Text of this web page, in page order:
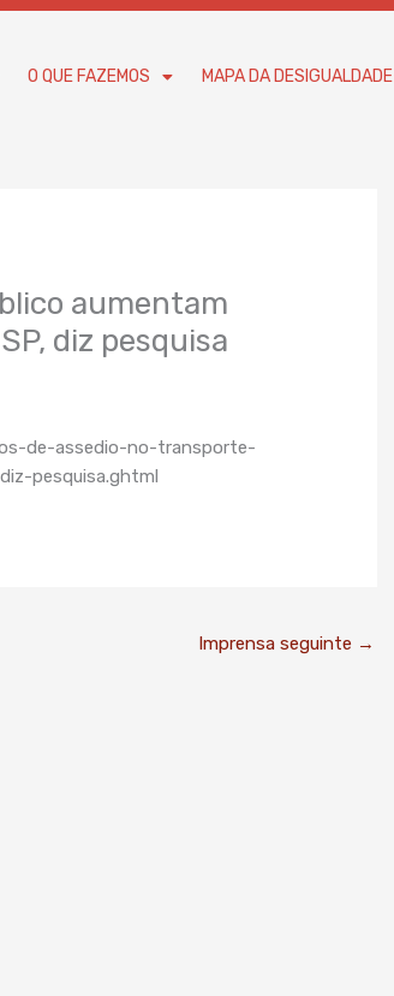
O QUE FAZEMOS MAPA DA DESIGUALDADE
aumentam
diz pesquisa
de-assedio-no-transporte-
pesquisa.ghtml
Imprensa seguinte →